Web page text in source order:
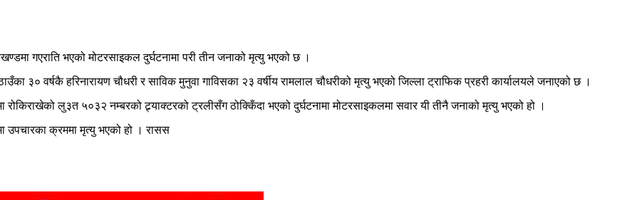
गएराति भएको मोटरसाइकल दुर्घटनामा परी तीन जनाको मृत्यु भएको छ ।
३० वर्षकै हरिनारायण चौधरी र साविक मुनुवा गाविसका २३ वर्षीय रामलाल चौधरीको मृत्यु भएको जिल्ला ट्राफिक प्रहरी कार्यालयले जनाएको छ ।
लु३त ५०३२ नम्बरको ट्र्याक्टरको ट्रलीसँग ठोक्किँदा भएको दुर्घटनामा मोटरसाइकलमा सवार यी तीनै जनाको मृत्यु भएको हो ।
उपचारका क्रममा मृत्यु भएको हो । रासस